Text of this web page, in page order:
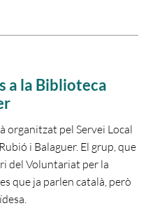
a la Biblioteca
organitzat pel Servei Local
i Balaguer. El grup, que
del Voluntariat per la
que ja parlen català, però